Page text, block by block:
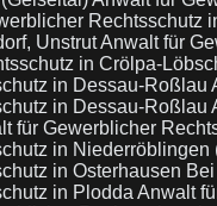
Rechtsschutz
UnstrutAnwalt für
in Crölpa-
in Dessau-Roßlau
in Dessau-Roßlau
für Gewerblicher
in Niederröblingen
in Osterhausen
in Plodda Anwalt